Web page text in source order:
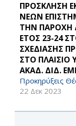
ΠΡΟΣΚΛΗΣΗ
ΝΕΩΝ
ΤΗΝ ΠΑΡΟΧΗ
ΕΤΟΣ 23-24
ΣΧΕΔΙΑΣΗΣ
ΣΤΟ
ΑΚΑΔ. ΔΙΔ.
Προκηρύξεις
22 Δεκ 2023